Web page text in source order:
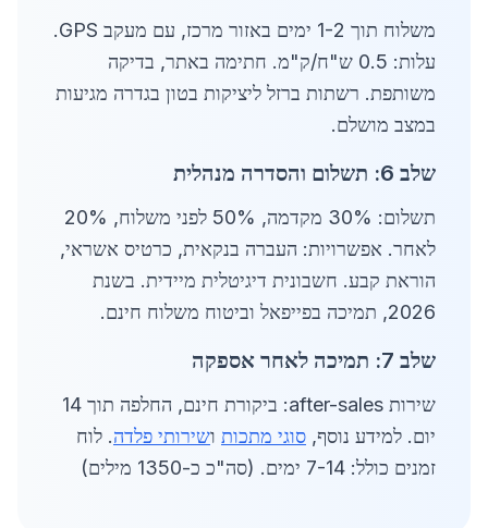
משלוח תוך 1-2 ימים באזור מרכז, עם מעקב GPS.
עלות: 0.5 ש"ח/ק"מ. חתימה באתר, בדיקה
משותפת. רשתות ברזל ליציקות בטון בגדרה מגיעות
במצב מושלם.
שלב 6: תשלום והסדרה מנהלית
תשלום: 30% מקדמה, 50% לפני משלוח, 20%
לאחר. אפשרויות: העברה בנקאית, כרטיס אשראי,
הוראת קבע. חשבונית דיגיטלית מיידית. בשנת
2026, תמיכה בפייפאל וביטוח משלוח חינם.
שלב 7: תמיכה לאחר אספקה
שירות after-sales: ביקורת חינם, החלפה תוך 14
יום. למידע נוסף, סוגי מתכות ושירותי פלדה. לוח
זמנים כולל: 7-14 ימים. (סה"כ כ-1350 מילים)